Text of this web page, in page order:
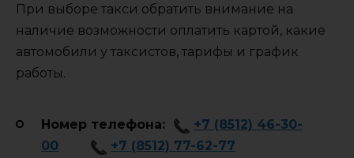
При выборе такси обратить внимание на
наличие возможности оплатить картой, какие
автомобили у таксистов, тарифы и график
работы.
Номер телефона:
+7 (8512) 46-30-
00
+7 (8512) 77-62-77